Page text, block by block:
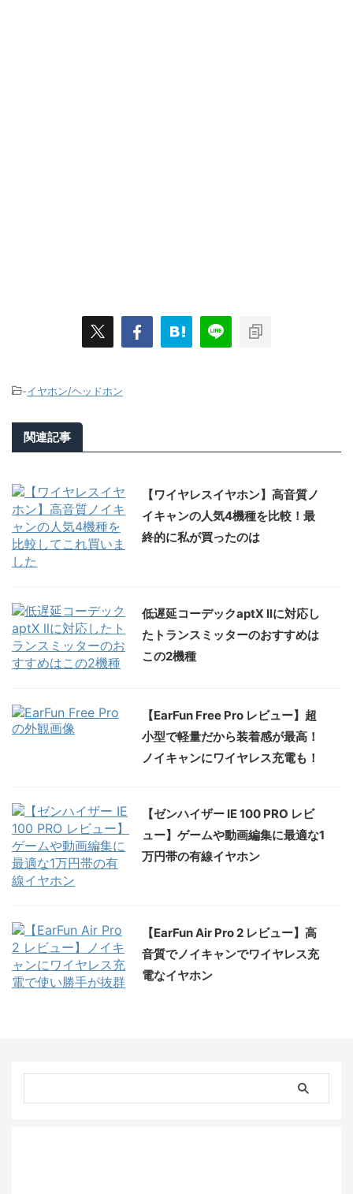
-イヤホン/ヘッドホン
関連記事
【ワイヤレスイヤホン】高音質ノ
イキャンの人気4機種を比較！最
終的に私が買ったのは
低遅延コーデックaptX llに対応し
たトランスミッターのおすすめは
この2機種
【EarFun Free Pro レビュー】超
小型で軽量だから装着感が最高！
ノイキャンにワイヤレス充電も！
【ゼンハイザー IE 100 PRO レビ
ュー】ゲームや動画編集に最適な1
万円帯の有線イヤホン
【EarFun Air Pro 2 レビュー】高
音質でノイキャンでワイヤレス充
電なイヤホン